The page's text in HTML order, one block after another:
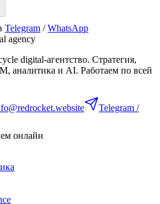
Telegram /WhatsApp
digital‑агентство. Стратегия,
аналитика и AI. Работаем по всей
Telegram /
онлайн